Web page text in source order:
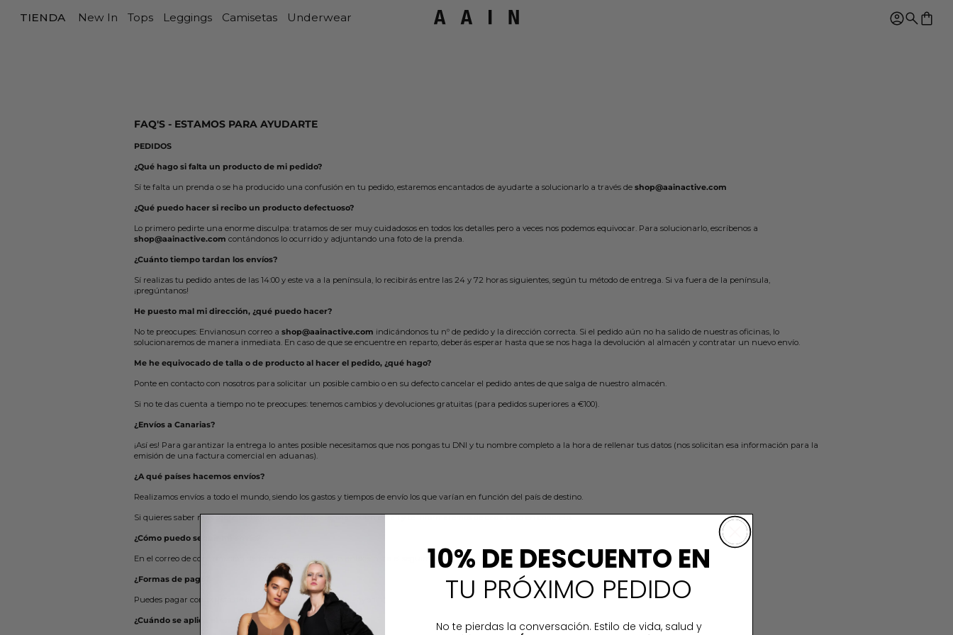
TIENDA New In Tops Leggings Camisetas Underwear Log inSearch
FAQ'S - ESTAMOS PARA AYUDARTE
PEDIDOS
¿Qué hago si falta un producto de mi pedido?
Sí te falta un prenda o se ha producido una confusión en tu pedido, estaremos encantados de ayudarte a solucionarlo a través de shop@aainactive.com
¿Qué puedo hacer si recibo un producto defectuoso?
Lo primero pedirte una enorme disculpa: tratamos de ser muy cuidadosos en todos los detalles pero a veces nos podemos equivocar. Para solucionarlo, escríbenos a
shop@aainactive.com contándonos lo ocurrido y adjuntando una foto de la prenda.
¿Cuánto tiempo tardan los envíos?
Sí realizas tu pedido antes de las 14:00 y este va a la península, lo recibirás entre las 24 y 72 horas siguientes, según tu método de entrega. Si va fuera de la península,
¡pregúntanos!
He puesto mal mi dirección, ¿qué puedo hacer?
No te preocupes: Envianosun correo a shop@aainactive.com indicándonos tu nº de pedido y la dirección correcta. Si el pedido aún no ha salido de nuestras oficinas, lo
solucionaremos de manera inmediata. En caso de que se encuentre en reparto, deberás esperar hasta que se nos haga la devolución al almacén y contratar un nuevo envío.
Me he equivocado de talla o de producto al hacer el pedido, ¿qué hago?
Ponte en contacto con nosotros para solicitar un posible cambio o en su defecto cancelar el pedido antes de que salga de nuestro almacén.
Si no te das cuenta a tiempo no te preocupes: tenemos cambios y devoluciones gratuitas (para pedidos superiores a €100).
¿Envíos a Canarias?
¡Así es! Para garantizar la entrega lo antes posible necesitamos que nos pongas tu DNI y tu nombre completo a la hora de rellenar tus datos (nos solicitan esa información para la
emisión de una factura comercial en aduanas).
¿A qué países hacemos envíos?
Realizamos envíos a todo el mundo, siendo los gastos y tiempos de envío los que varían en función del país de destino.
Si quieres saber más sobre los tiempos de entrega, envíanos un email y te informaremos de cada caso en concreto.
¿Cómo puedo seguir mi envío?
En el correo de confirmación de tu pedido recibirás un enlace para el seguimiento.
¿Formas de pago?
Puedes pagar con tarjeta de crédito, débito o a través de Paypal : )
¿Cuándo se aplica el envío gratuito?
10% DE DESCUENTO EN
TU PRÓXIMO PEDIDO
No te pierdas la conversación. Estilo de vida, salud y